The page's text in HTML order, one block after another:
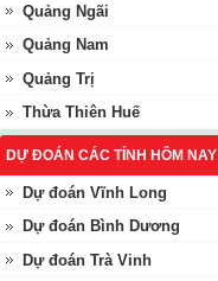
Quảng Ngãi
Quảng Nam
Quảng Trị
Thừa Thiên Huế
DỰ ĐOÁN CÁC TỈNH HÔM NAY
Dự đoán Vĩnh Long
Dự đoán Bình Dương
Dự đoán Trà Vinh